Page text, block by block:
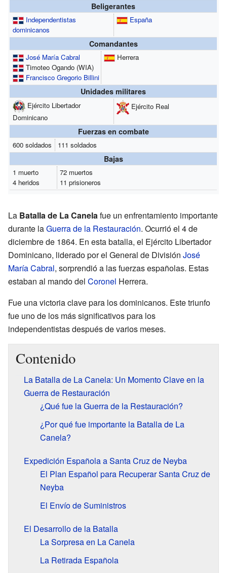
Beligerantes
Independentistas
dominicanos
España
Comandantes
José María Cabral
Timoteo Ogando (WIA)
Francisco Gregorio Billini
Herrera
Unidades militares
Ejército Libertador
Dominicano
Ejército Real
Fuerzas en combate
600 soldados 111 soldados
Bajas
1 muerto
4 heridos
72 muertos
11 prisioneros
La Batalla de La Canelafue un enfrentamiento importante
durante laGuerra de la Restauración. Ocurrió el 4 de
diciembre de 1864. En esta batalla, el Ejército Libertador
Dominicano, liderado por el General de División José
María Cabral, sorprendió a las fuerzas españolas. Estas
estaban al mando del Coronel Herrera.
Fue una victoria clave para los dominicanos. Este triunfo
fue uno de los más significativos para los
independentistas después de varios meses.
Contenido
La Batalla de La Canela: Un Momento Clave en la
Guerra de Restauración
¿Qué fue la Guerra de la Restauración?
¿Por qué fue importante la Batalla de La
Canela?
Expedición Española a Santa Cruz de Neyba
El Plan Español para Recuperar Santa Cruz de
Neyba
El Envío de Suministros
El Desarrollo de la Batalla
La Sorpresa en La Canela
La Retirada Española